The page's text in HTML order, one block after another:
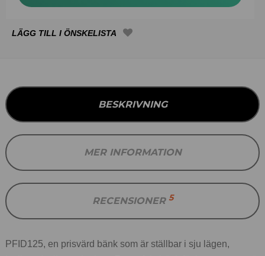
BESKRIVNING
MER INFORMATION
RECENSIONER 5
PFID125, en prisvärd bänk som är ställbar i sju lägen,